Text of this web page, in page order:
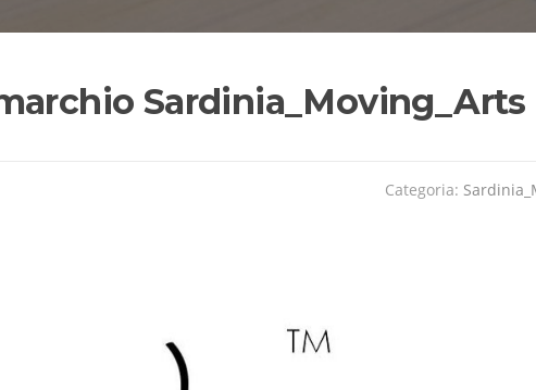
Sardinia_Moving_Arts
Categoria: